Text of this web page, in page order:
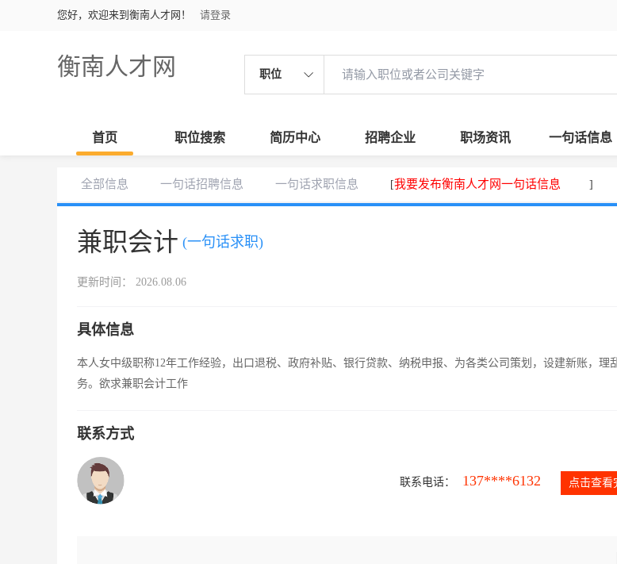
您好，欢迎来到衡南人才网！ 请登录
衡南人才网 职位
首页 职位搜索 简历中心 招聘企业 职场资讯 一句话信息
全部信息 一句话招聘信息 一句话求职信息 [我要发布衡南人才网一句话信息 ]
兼职会计 (一句话求职)
更新时间： 2026.08.06
具体信息
本人女中级职称12年工作经验，出口退税、政府补贴、银行贷款、纳税申报、为各类公司策划，设建新账，理
务。欲求兼职会计工作
联系方式
联系电话： 137****6132 点击查看